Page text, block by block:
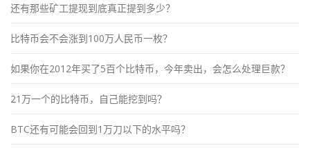
还有那些矿工提现到底真正提到多少？
比特币会不会涨到100万人民币一枚？
如果你在2012年买了5百个比特币，今年卖出，会怎么处理巨款？
21万一个的比特币，自己能挖到吗？
BTC还有可能会回到1万刀以下的水平吗？